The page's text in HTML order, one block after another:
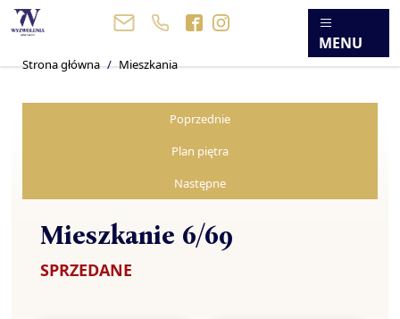
MENU
Strona główna Mieszkania
Poprzednie
Plan piętra
Następne
Mieszkanie 6/69
SPRZEDANE